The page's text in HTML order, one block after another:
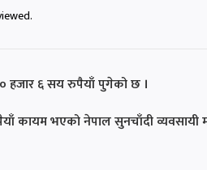
हजार ६ सय रुपैयाँ पुगेको छ ।
कायम भएको नेपाल सुनचाँदी